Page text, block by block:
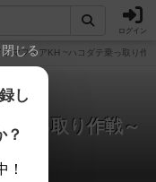
ログイン
ドマフィアKH ~ハコダテ乗っ取り作
乗っ取り作戦～
閉じる
し
？
！